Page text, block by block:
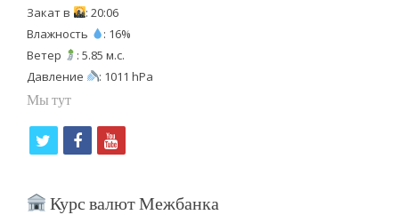
Закат в
: 20:06
Влажность
: 16%
Ветер
: 5.85 м.с.
Давление
: 1011 hPa
Мы тут
i
f
y
Курс валют Межбанка